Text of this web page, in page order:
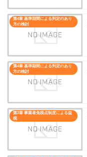
第4章 基準期間による判定のあり
方の検討
第4章 基準期間による判定のあり
方の検討
第3章 事業者免税点制度による益
税